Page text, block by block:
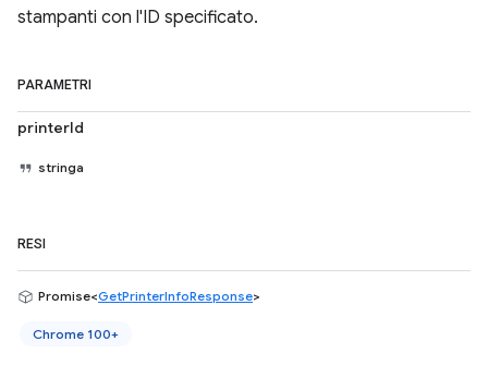
stampanti con l'ID specificato.
PARAMETRI
printerId
stringa
RESI
Promise<GetPrinterInfoResponse>
Chrome 100+